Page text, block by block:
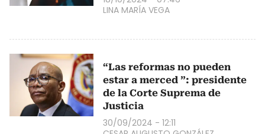
LINA MARÍA VEGA
“Las reformas no pueden
estar a merced ”: presidente
de la Corte Suprema de
Justicia
30/09/2024 - 12:11